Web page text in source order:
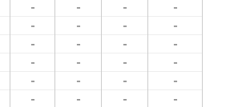
- - -
-
- - -
-
- - -
-
- - -
-
- - -
-
- - -
-